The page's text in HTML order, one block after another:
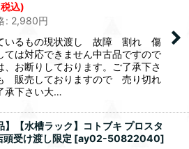
込)
: 2,980円
いるもの現状渡し 故障 割れ 傷
ては対応できません中古品ですので
お断りしております。ご了承下さ
販売しておりますので 売り切れ
承下さい大…
】【水槽ラック】コトブキ プロスタ
受け渡し限定 [ay02-50822040]